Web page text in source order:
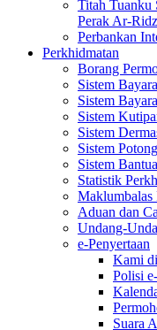
Titah Tuanku
Perak Ar-
Perbankan
Perkhidmatan
Borang
Sistem
Sistem
Sistem
Sistem
Sistem
Sistem
Statistik
Maklumbalas
Aduan dan
Undang-
e-Penyertaan
Kami
Polisi
Suara